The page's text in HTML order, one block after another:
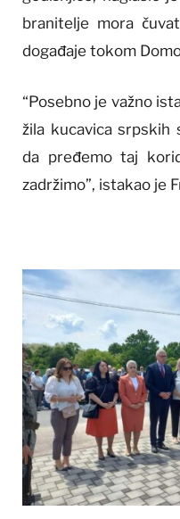
branitelje mora
događaje tokom
“Posebno je važno
žila kucavica srpskih
da pređemo taj
zadržimo”, istakao je